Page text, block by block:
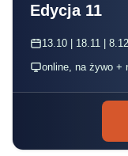
Edycja 11
13.10 | 18.11 |
online, na żywo +